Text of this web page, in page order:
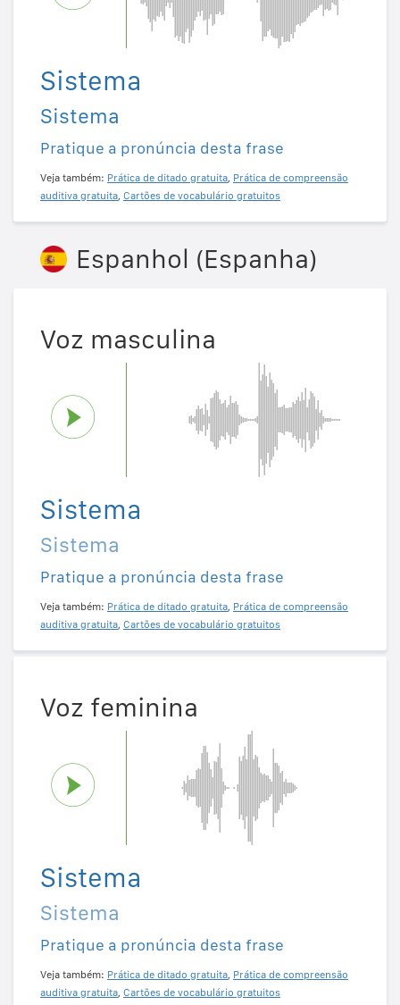
Sistema
Sistema
Pratique a pronúncia desta frase
Veja também: Prática de ditado gratuita, Prática de compreensão
auditiva gratuita, Cartões de vocabulário gratuitos
Espanhol (Espanha)
Voz masculina
Sistema
Sistema
Pratique a pronúncia desta frase
Veja também: Prática de ditado gratuita, Prática de compreensão
auditiva gratuita, Cartões de vocabulário gratuitos
Voz feminina
Sistema
Sistema
Pratique a pronúncia desta frase
Veja também: Prática de ditado gratuita, Prática de compreensão
auditiva gratuita, Cartões de vocabulário gratuitos